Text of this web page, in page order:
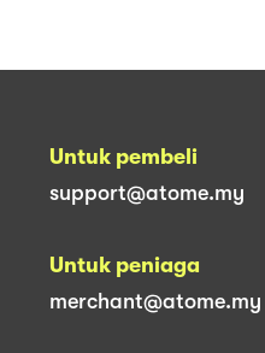
Untuk pembeli
support@atome.my
Untuk peniaga
merchant@atome.my